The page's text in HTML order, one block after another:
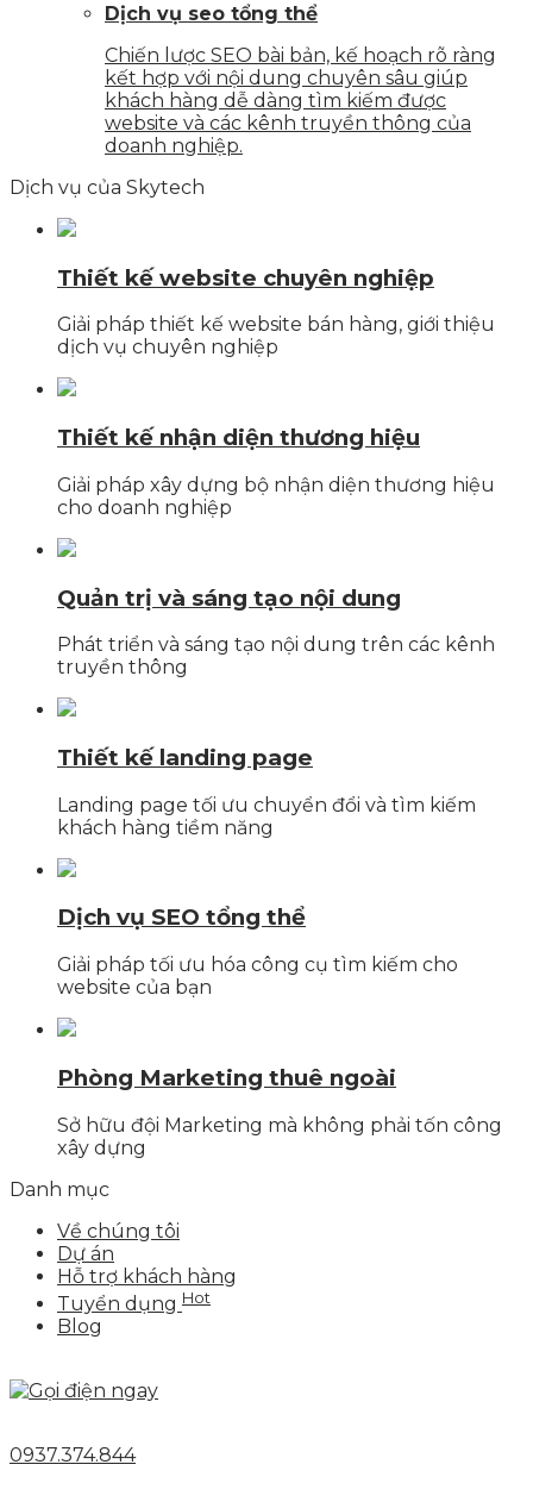
Dịch vụ seo tổng thể
Chiến lược SEO bài bản, kế hoạch rõ ràng
kết hợp với nội dung chuyên sâu giúp
khách hàng dễ dàng tìm kiếm được
website và các kênh truyền thông của
doanh nghiệp.
Dịch vụ của Skytech
Thiết kế website chuyên nghiệp
Giải pháp thiết kế website bán hàng, giới thiệu
dịch vụ chuyên nghiệp
Thiết kế nhận diện thương hiệu
Giải pháp xây dựng bộ nhận diện thương hiệu
cho doanh nghiệp
Quản trị và sáng tạo nội dung
Phát triển và sáng tạo nội dung trên các kênh
truyền thông
Thiết kế landing page
Landing page tối ưu chuyển đổi và tìm kiếm
khách hàng tiềm năng
Dịch vụ SEO tổng thể
Giải pháp tối ưu hóa công cụ tìm kiếm cho
website của bạn
Phòng Marketing thuê ngoài
Sở hữu đội Marketing mà không phải tốn công
xây dựng
Danh mục
Về chúng tôi
Dự án
Hỗ trợ khách hàng
Tuyển dụng Hot
Blog
0937.374.844